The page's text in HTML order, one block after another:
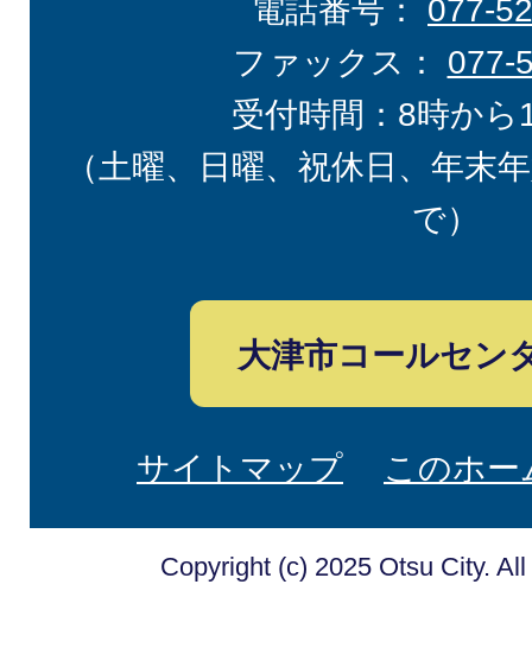
電話番号： 077-
ファックス： 077-
受付時間：8時から
（土曜、日曜、祝休日、年末
で）
大津市コールセン
サイトマップ このホ
Copyright (c) 2025 Otsu City.